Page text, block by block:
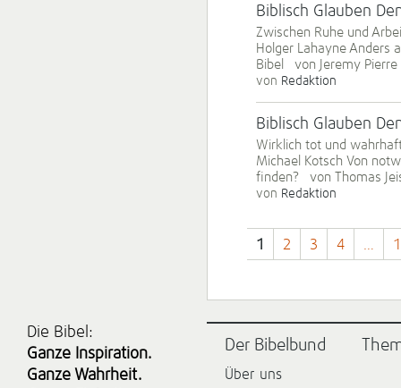
Biblisch Glauben
Zwischen Ruhe und
Holger Lahayne Anders
Bibel von Jeremy Pierre
von Redaktion
Biblisch Glauben
Wirklich tot und
Michael Kotsch Von
finden? von Thomas
von Redaktion
1 2 3 4
Die Bibel:
Ganze Inspiration.
Ganze Wahrheit.
Der Bibelbund
Über uns